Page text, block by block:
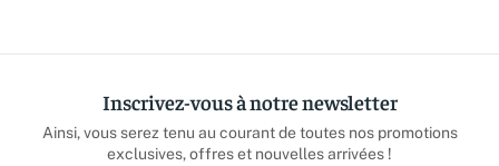
Inscrivez-vous à notre newsletter
Ainsi, vous serez tenu au courant de toutes nos promotions
exclusives, offres et nouvelles arrivées !